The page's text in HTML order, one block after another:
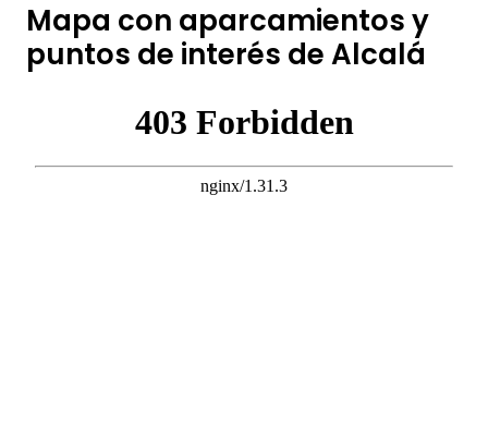
Mapa con aparcamientos y
puntos de interés de Alcalá